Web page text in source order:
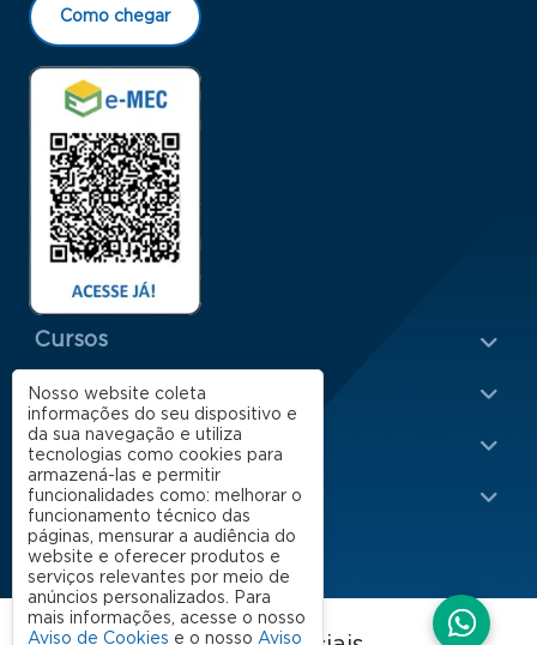
Como chegar
Menu Rodapé 1
Cursos
Escola
Rodapé 2
Apoio
Impacto
Nosso website coleta
informações do seu dispositivo e
da sua navegação e utiliza
tecnologias como cookies para
armazená-las e permitir
funcionalidades como: melhorar o
funcionamento técnico das
páginas, mensurar a audiência do
website e oferecer produtos e
serviços relevantes por meio de
anúncios personalizados. Para
mais informações, acesse o nosso
Aviso de Cookies e o nosso Aviso